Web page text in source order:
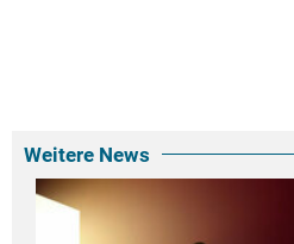
Weitere News